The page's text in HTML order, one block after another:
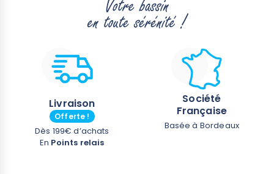
Livraison
Offerte !
Dès 199€ d’achats
En Points relais
Société
Française
Basée à Bordeaux